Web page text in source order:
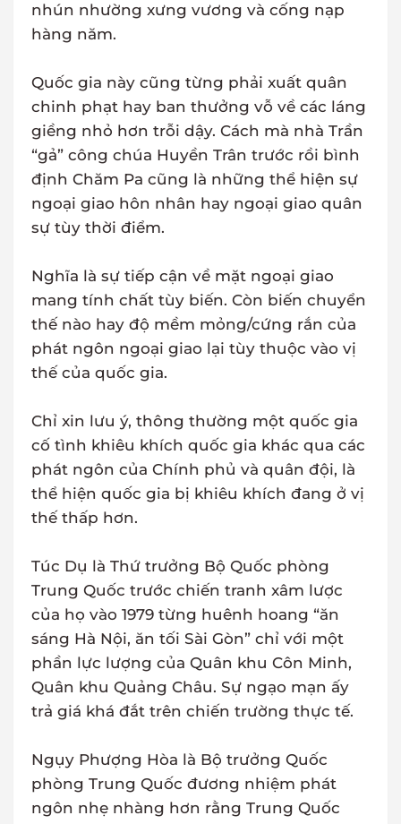
nhún nhường xưng vương và cống nạp
hàng năm.
Quốc gia này cũng từng phải xuất quân
chinh phạt hay ban thưởng vỗ về các láng
giềng nhỏ hơn trỗi dậy. Cách mà nhà Trần
“gả” công chúa Huyền Trân trước rồi bình
định Chăm Pa cũng là những thể hiện sự
ngoại giao hôn nhân hay ngoại giao quân
sự tùy thời điểm.
Nghĩa là sự tiếp cận về mặt ngoại giao
mang tính chất tùy biến. Còn biến chuyển
thế nào hay độ mềm mỏng/cứng rắn của
phát ngôn ngoại giao lại tùy thuộc vào vị
thế của quốc gia.
Chỉ xin lưu ý, thông thường một quốc gia
cố tình khiêu khích quốc gia khác qua các
phát ngôn của Chính phủ và quân đội, là
thể hiện quốc gia bị khiêu khích đang ở vị
thế thấp hơn.
Túc Dụ là Thứ trưởng Bộ Quốc phòng
Trung Quốc trước chiến tranh xâm lược
của họ vào 1979 từng huênh hoang “ăn
sáng Hà Nội, ăn tối Sài Gòn” chỉ với một
phần lực lượng của Quân khu Côn Minh,
Quân khu Quảng Châu. Sự ngạo mạn ấy
trả giá khá đắt trên chiến trường thực tế.
Ngụy Phượng Hòa là Bộ trưởng Quốc
phòng Trung Quốc đương nhiệm phát
ngôn nhẹ nhàng hơn rằng Trung Quốc